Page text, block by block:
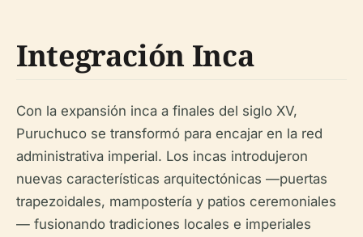
Integración Inca
Con la expansión inca a finales del siglo XV,
Puruchuco se transformó para encajar en la red
administrativa imperial. Los incas introdujeron
nuevas características arquitectónicas —puertas
trapezoidales, mampostería y patios ceremoniales
— fusionando tradiciones locales e imperiales